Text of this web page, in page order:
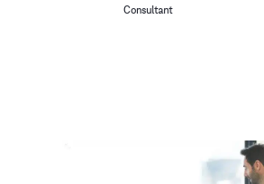
Consultant